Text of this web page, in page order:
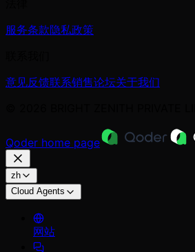
服务条款隐私政策
意见反馈联系销售论坛关于我们
Qoder home page
zh
Cloud Agents
网站